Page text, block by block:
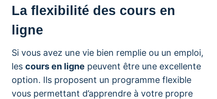
La flexibilité des cours en
ligne
Si vous avez une vie bien remplie ou un emploi,
les cours en ligne peuvent être une excellente
option. Ils proposent un programme flexible
vous permettant d’apprendre à votre propre